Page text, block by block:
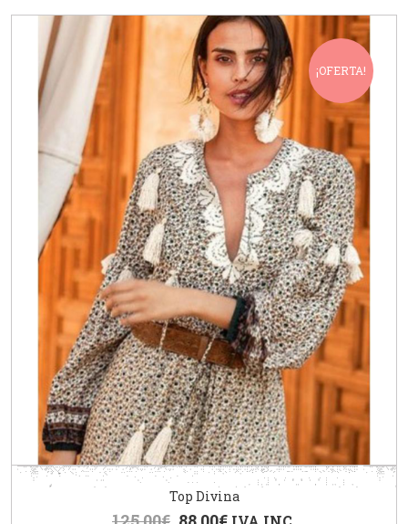
¡OFERTA!
Top Divina